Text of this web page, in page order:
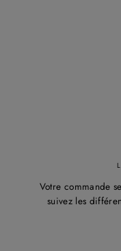
Votre commande
suivez les